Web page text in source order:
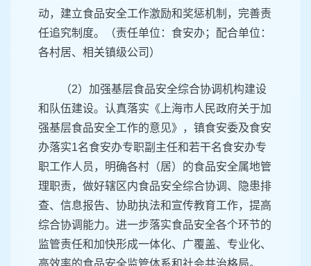
动，建立食品安全工作激励和奖惩机制，完善责
任追究制度。（责任单位：食安办；配合单位：
各村居、相关镇级公司）
（2）加强基层食品安全综合协调机构建设
和队伍建设。认真落实《上海市人民政府关于加
强基层食品安全工作的意见》，镇食安委及食安
办落实1名食安办专职副主任和若干名食安办专
职工作人员，明确各村（居）的食品安全属地管
理职责，做好辖区内食品安全综合协调、隐患排
查、信息报告、协助执法和宣传教育工作，提高
综合协调能力。进一步落实食品安全各个环节的
监管责任和加快形成一体化、广覆盖、专业化、